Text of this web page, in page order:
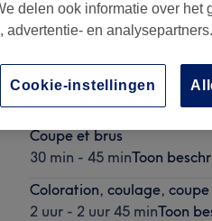
Coupe et séchage naturel
Coupe et brus
30 min - 45 minToon
Coloration, coulage,
2 uur - 2 uur 45 minToon
delen ook informatie over het
advertentie- en analysepartners.
Cookie-instellingen